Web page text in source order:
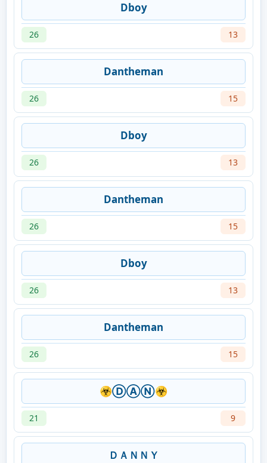
Dboy
26 13
Dantheman
26 15
Dboy
26 13
Dantheman
26 15
Dboy
26 13
Dantheman
26 15
☣ⒹⒶⓃ☣
21 9
ＤＡＮＮＹ